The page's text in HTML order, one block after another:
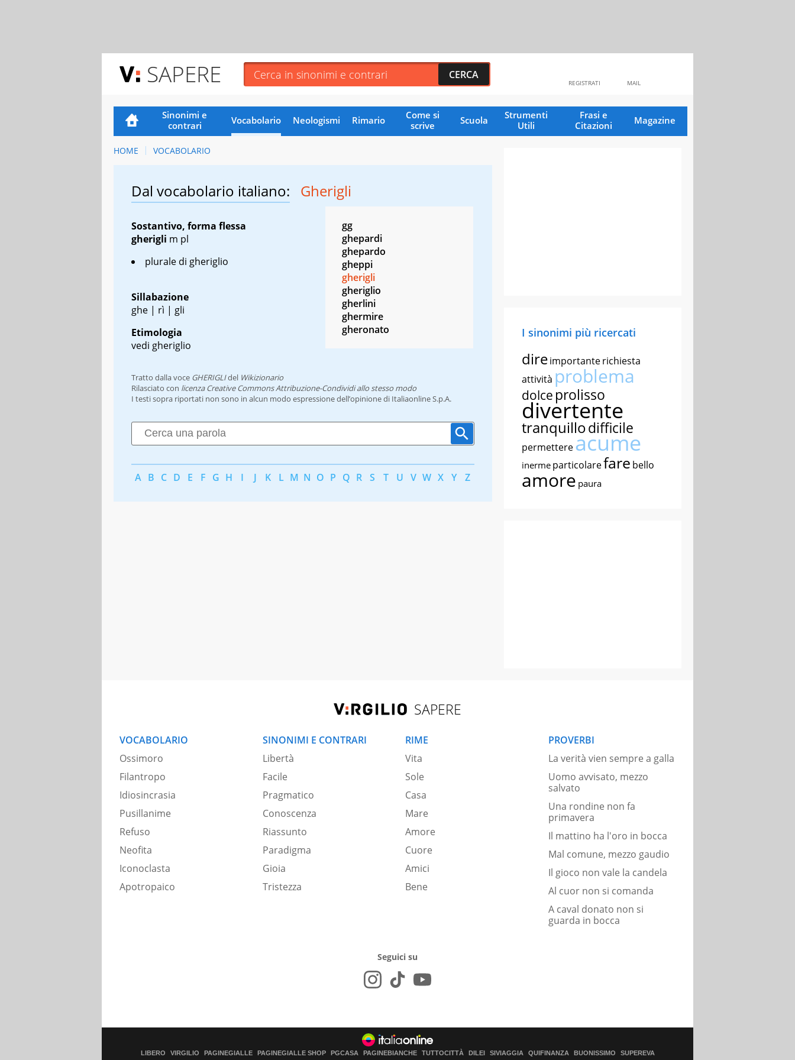
SAPERE MAIL
REGISTRATI
Sinonimi e
contrari
Vocabolario Neologismi Rimario
Come si
scrive
Scuola
Strumenti
Utili
Frasi e
Citazioni
Magazine
HOME VOCABOLARIO
Dal vocabolario italiano: Gherigli
Sostantivo, forma flessa
gherigli m pl
plurale di gheriglio
Sillabazione
ghe | rì | gli
Etimologia
vedi gheriglio
gg
ghepardi
ghepardo
gheppi
gherigli
gheriglio
gherlini
ghermire
gheronato
Tratto dalla voce GHERIGLIdel Wikizionario
Rilasciato con licenza Creative Commons Attribuzione-Condividi allo stesso modo
I testi sopra riportati non sono in alcun modo espressione dell’opinione di Italiaonline S.p.A.
A B C D E F G H I J K L M N O P Q R S T U V W X Y Z
I sinonimi più ricercati
direimportanterichiesta
attività problema
dolce prolisso
divertente
tranquillodifficile
permettereacume
inerme particolarefare bello
amore paura
SAPERE
VOCABOLARIO
Ossimoro
Filantropo
Idiosincrasia
Pusillanime
Refuso
Neofita
Iconoclasta
Apotropaico
SINONIMI E CONTRARI
Libertà
Facile
Pragmatico
Conoscenza
Riassunto
Paradigma
Gioia
Tristezza
RIME
Vita
Sole
Casa
Mare
Amore
Cuore
Amici
Bene
PROVERBI
La verità vien sempre a galla
Uomo avvisato, mezzo
salvato
Una rondine non fa
primavera
Il mattino ha l'oro in bocca
Mal comune, mezzo gaudio
Il gioco non vale la candela
Al cuor non si comanda
A caval donato non si
guarda in bocca
Seguici su
LIBERO VIRGILIO PAGINEGIALLE PAGINEGIALLE SHOP PGCASA PAGINEBIANCHE TUTTOCITTÀ DILEI SIVIAGGIA QUIFINANZA BUONISSIMO SUPEREVA